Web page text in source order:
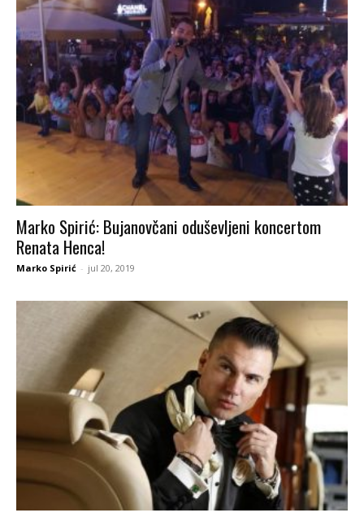
Marko Spirić: Bujanovčani oduševljeni koncertom
Renata Henca!
Marko Spirić - jul 20, 2019